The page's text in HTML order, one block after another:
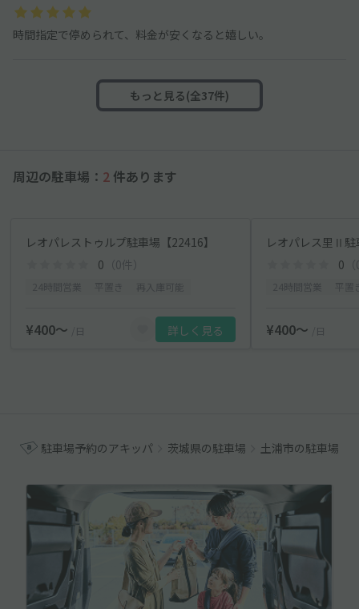
時間指定で停められて、料金が安くなると嬉しい。
もっと見る(全37件)
周辺の駐車場： 2 件あります
レオパレストゥルプ駐車場【22416】
0 （0件）
¥400〜 /日 詳しく見る
レオパレス里Ⅱ
0
¥400〜 /日
駐車場予約のアキッパ 茨城県の駐車場 土浦市の駐車場